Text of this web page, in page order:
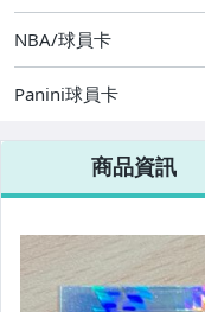
其它
NBA/球員卡
Panini球員卡
商品資訊